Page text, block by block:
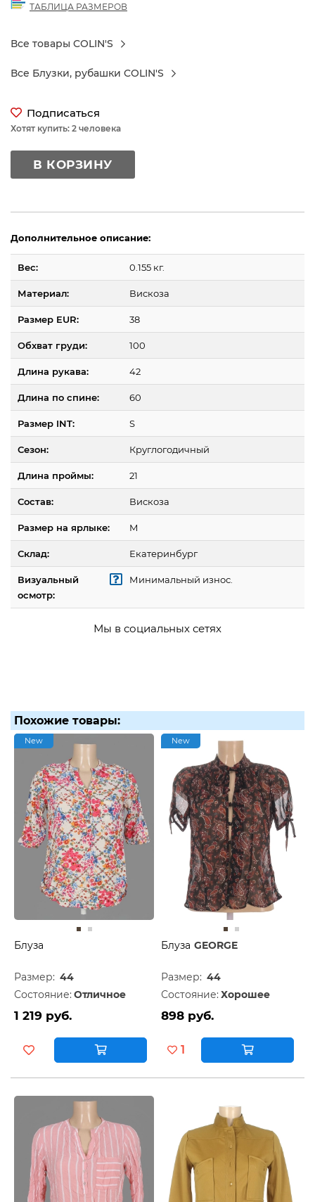
ТАБЛИЦА РАЗМЕРОВ
Все товары COLIN'S
Все Блузки, рубашки COLIN'S
Подписаться
Хотят купить: 2 человека
В КОРЗИНУ
Дополнительное описание:
Вес: 0.155 кг.
Материал: Вискоза
Размер EUR: 38
Обхват груди: 100
Длина рукава: 42
Длина по спине: 60
Размер INT: S
Сезон: Круглогодичный
Длина проймы: 21
Состав: Вискоза
Размер на ярлыке: M
Склад: Екатеринбург
Визуальный
осмотр:
Минимальный износ.
Мы в социальных сетях
Похожие товары:
New
Блуза
Размер: 44
Состояние: Отличное
1 219 руб.
New
Блуза GEORGE
Размер: 44
Состояние: Хорошее
898 руб.
1